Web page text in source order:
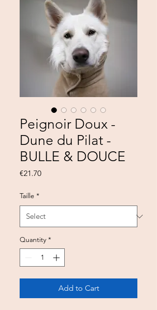
Peignoir Doux -
Dune du Pilat -
BULLE & DOUCE
€21.70Price
Taille *
Quantity *
Add to Cart